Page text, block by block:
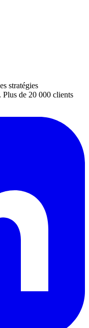
stratégies
de 20 000 clients